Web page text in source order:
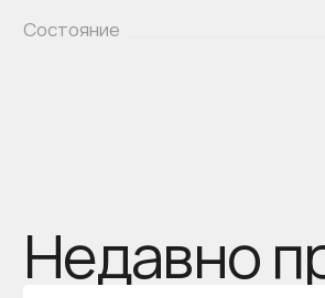
Состояние
Недавно